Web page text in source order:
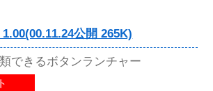
公開 265K)
できるボタンランチャー